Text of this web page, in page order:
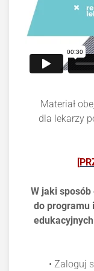
Materiał
dla lekarzy
W jaki
do programu
• Zaloguj